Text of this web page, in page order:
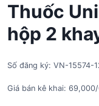
Thuốc
hộp 2
Số đăng ký: VN-15574-
Giá bán kê khai: 69,000/